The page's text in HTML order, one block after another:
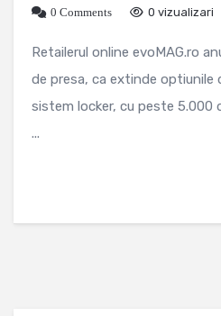
0 Comments
0 vizualizari
Retailerul online evoMAG.ro
de presa, ca extinde optiunile
sistem locker, cu peste 5.000
...